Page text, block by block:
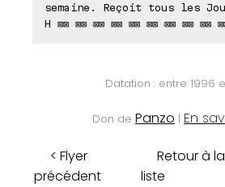
semaine. Reçoit tous les
H ⊠⊠ ⊠⊠ ⊠⊠ ⊠⊠ ⊠⊠ ⊠⊠ ⊠⊠ ⊠⊠ ⊠⊠
Datation : entre 1996
Don de Panzo | En
< Flyer
précédent
Retour à la
liste